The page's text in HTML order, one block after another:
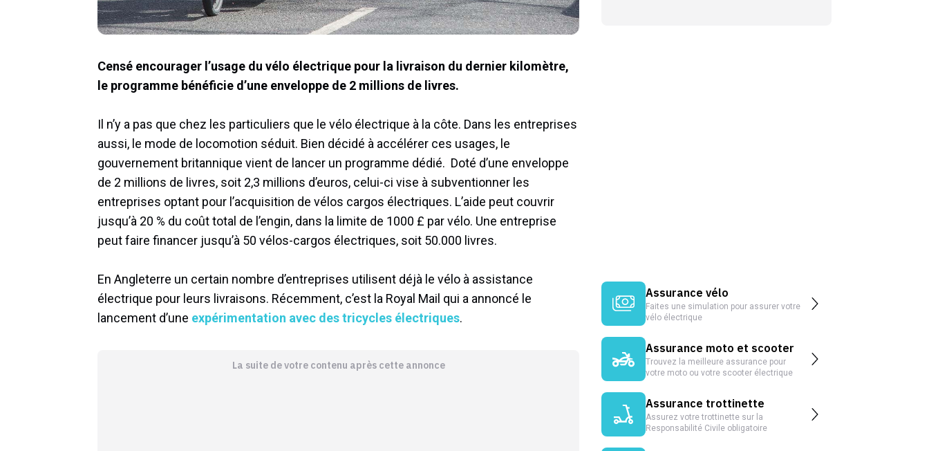
Censé encourager l’usage du vélo électrique pour la livraison du dernier kilomètre,
le programme bénéficie d’une enveloppe de 2 millions de livres.
Il n’y a pas que chez les particuliers que le vélo électrique à la côte. Dans les entreprises
aussi, le mode de locomotion séduit. Bien décidé à accélérer ces usages, le
gouvernement britannique vient de lancer un programme dédié. Doté d’une enveloppe
de 2 millions de livres, soit 2,3 millions d’euros, celui-ci vise à subventionner les
entreprises optant pour l’acquisition de vélos cargos électriques. L’aide peut couvrir
jusqu’à 20 % du coût total de l’engin, dans la limite de 1000 £ par vélo. Une entreprise
peut faire financer jusqu’à 50 vélos-cargos électriques, soit 50.000 livres.
En Angleterre un certain nombre d’entreprises utilisent déjà le vélo à assistance
électrique pour leurs livraisons. Récemment, c’est la Royal Mail qui a annoncé le
lancement d’une expérimentation avec des tricycles électriques.
La suite de votre contenu après cette annonce
Assurance vélo
Faites une simulation pour assurer votre
vélo électrique
Assurance moto et scooter
Trouvez la meilleure assurance pour
votre moto ou votre scooter électrique
Assurance trottinette
Assurez votre trottinette sur la
Responsabilité Civile obligatoire